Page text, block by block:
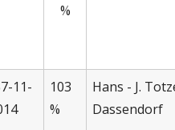
%
11-
103
%
Hans - J.
Dassendorf